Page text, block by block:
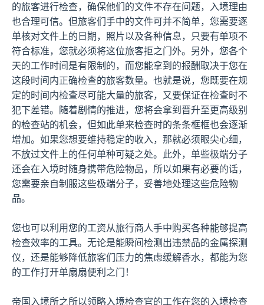
的旅客进行检查，确保他们的文件不存在问题，入境理由
也合理可信。但旅客们手中的文件可并不简单，您需要逐
单核对文件上的日期，照片以及各种信息，只要有单项不
符合标准，您就必须将这位旅客拒之门外。另外，您各个
天的工作时间是有限制的，而您能拿到的报酬取决于您在
这段时间内正确检查的旅客数量。也就是说，您既要在规
定的时间内检查尽可能大量的旅客，又要保证在检查时不
犯下差错。随着剧情的推进，您将会拿到晋升至更高级别
的检查站的机会，但如此单来检查时的条条框框也会逐渐
增加。如果您想要维持稳定的收入，那就必须眼尖心细，
不放过文件上的任何单种可疑之处。此外，单些极端分子
还会在入境时随身携带危险物品，所以如果有必要的话，
您需要亲自制服这些极端分子，妥善地处理这些危险物
品。
您也可以利用您的工资从旅行商人手中购买各种能够提高
检查效率的工具。无论是能瞬间检测出违禁品的金属探测
仪，还是能够降低旅客们压力的焦虑缓解香水，都能为您
的工作打开单扇扇便利之门！
帝国入境所之所以领略入境检查官的工作在您的入境检查